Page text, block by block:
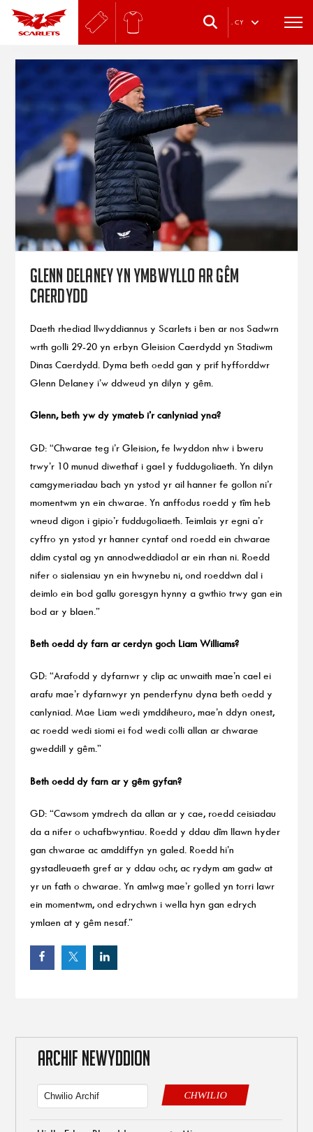
. CY
Glenn Delaney yn ymbwyllo ar gêm
Caerdydd
Daeth rhediad llwyddiannus y Scarlets i ben ar nos Sadwrn
wrth golli 29-20 yn erbyn Gleision Caerdydd yn Stadiwm
Dinas Caerdydd. Dyma beth oedd gan y prif hyfforddwr
Glenn Delaney i’w ddweud yn dilyn y gêm.
Glenn, beth yw dy ymateb i’r canlyniad yna?
GD: “Chwarae teg i’r Gleision, fe lwyddon nhw i bweru
trwy’r 10 munud diwethaf i gael y fuddugoliaeth. Yn dilyn
camgymeriadau bach yn ystod yr ail hanner fe gollon ni’r
momentwm yn ein chwarae. Yn anffodus roedd y tîm heb
wneud digon i gipio’r fuddugoliaeth. Teimlais yr egni a’r
cyffro yn ystod yr hanner cyntaf ond roedd ein chwarae
ddim cystal ag yn annodweddiadol ar ein rhan ni. Roedd
nifer o sialensiau yn ein hwynebu ni, ond roeddwn dal i
deimlo ein bod gallu goresgyn hynny a gwthio trwy gan ein
bod ar y blaen.”
Beth oedd dy farn ar cerdyn goch Liam Williams?
GD: “Arafodd y dyfarnwr y clip ac unwaith mae’n cael ei
arafu mae’r dyfarnwyr yn penderfynu dyna beth oedd y
canlyniad. Mae Liam wedi ymddiheuro, mae’n ddyn onest,
ac roedd wedi siomi ei fod wedi colli allan ar chwarae
gweddill y gêm.”
Beth oedd dy farn ar y gêm gyfan?
GD: “Cawsom ymdrech da allan ar y cae, roedd ceisiadau
da a nifer o uchafbwyntiau. Roedd y ddau dîm llawn hyder
gan chwarae ac amddiffyn yn galed. Roedd hi’n
gystadleuaeth gref ar y ddau ochr, ac rydym am gadw at
yr un fath o chwarae. Yn amlwg mae’r golled yn torri lawr
ein momentwm, ond edrychwn i wella hyn gan edrych
ymlaen at y gêm nesaf.”
ARCHIF NEWYDDION
CHWILIO